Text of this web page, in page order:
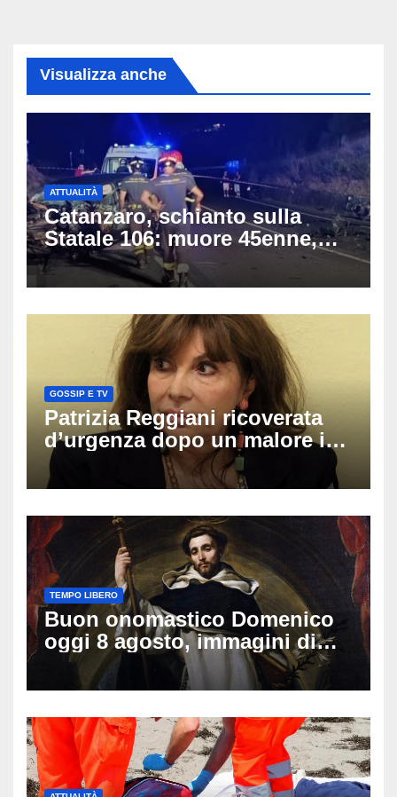
Visualizza anche
ATTUALITÀ
Catanzaro, schianto sulla
Statale 106: muore 45enne,
coinvolti un’auto, un suv e
una moto
GOSSIP E TV
Patrizia Reggiani ricoverata
d’urgenza dopo un malore in
vacanza: come sta oggi l’ex
Lady Gucci
TEMPO LIBERO
Buon onomastico Domenico
oggi 8 agosto, immagini di
auguri da condividere